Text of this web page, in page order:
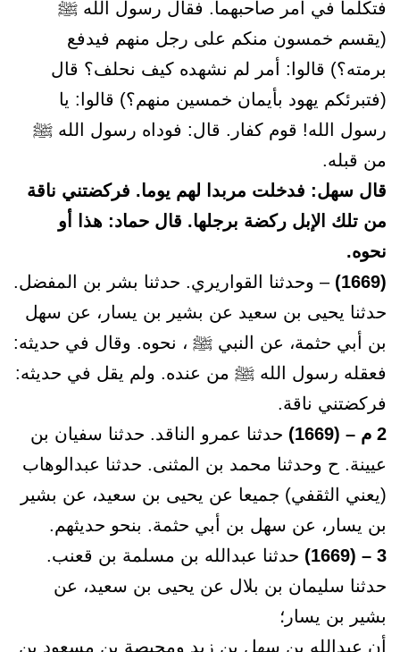
فتكلما في أمر صاحبهما. فقال رسول الله ﷺ
(يقسم خمسون منكم على رجل منهم فيدفع
برمته؟) قالوا: أمر لم نشهده كيف نحلف؟ قال
(فتبرئكم يهود بأيمان خمسين منهم؟) قالوا: يا
رسول الله! قوم كفار. قال: فوداه رسول الله ﷺ
من قبله.
قال سهل: فدخلت مربدا لهم يوما. فركضتني ناقة
من تلك الإبل ركضة برجلها. قال حماد: هذا أو
نحوه.
(1669)
– وحدثنا القواريري. حدثنا بشر بن المفضل.
حدثنا يحيى بن سعيد عن بشير بن يسار، عن سهل
بن أبي حثمة، عن النبي ﷺ ، نحوه. وقال في حديثه:
فعقله رسول الله ﷺ من عنده. ولم يقل في حديثه:
فركضتني ناقة.
2 م – (1669)
حدثنا عمرو الناقد. حدثنا سفيان بن
عيينة. ح وحدثنا محمد بن المثنى. حدثنا عبدالوهاب
(يعني الثقفي) جميعا عن يحيى بن سعيد، عن بشير
بن يسار، عن سهل بن أبي حثمة. بنحو حديثهم.
3 – (1669)
حدثنا عبدالله بن مسلمة بن قعنب.
حدثنا سليمان بن بلال عن يحيى بن سعيد، عن
بشير بن يسار؛
أن عبدالله بن سهل بن زيد ومحيصة بن مسعود بن